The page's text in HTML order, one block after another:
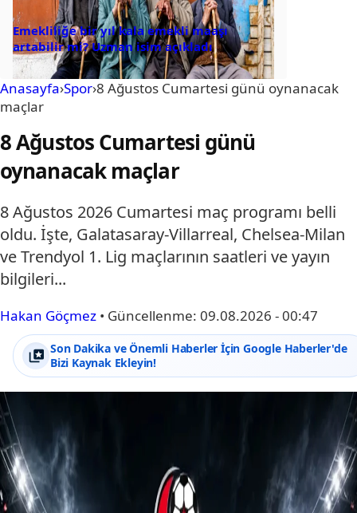
Emekliliğe bir yıl kala emekli maaşı
artabilir mi? Uzman isim açıkladı
Anasayfa›Spor›8 Ağustos Cumartesi günü oynanacak
maçlar
8 Ağustos Cumartesi günü
oynanacak maçlar
8 Ağustos 2026 Cumartesi maç programı belli
oldu. İşte, Galatasaray-Villarreal, Chelsea-Milan
ve Trendyol 1. Lig maçlarının saatleri ve yayın
bilgileri...
Hakan Göçmez • Güncellenme: 09.08.2026 - 00:47
Son Dakika ve Önemli Haberler İçin Google Haberler'de
Bizi Kaynak Ekleyin!